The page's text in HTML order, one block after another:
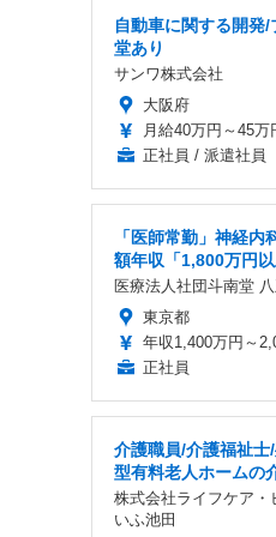
自動車に関する開発
堂あり
サンワ株式会社
大阪府
月給40万円～45万
正社員 / 派遣社員
「医師常勤」神経
額年収「1,800万円以
医療法人社団斗南堂
東京都
年収1,400万円～
正社員
介護職員/介護福祉
型有料老人ホームの
株式会社ライフケア・
いふ池田